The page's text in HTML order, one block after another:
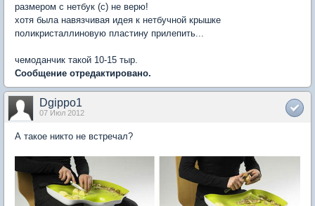
размером с нетбук (с) не верю!
хотя была навязчивая идея к нетбучной крышке
поликристаллиновую пластину прилепить...
чемоданчик такой 10-15 тыр.
Сообщение отредактировано.
Dgippo1
07 Июл 2012
А такое никто не встречал?